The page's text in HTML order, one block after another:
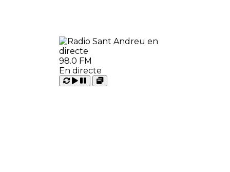
98.0 FM
En directe
Carregant
Reproduir
Pausar
Open